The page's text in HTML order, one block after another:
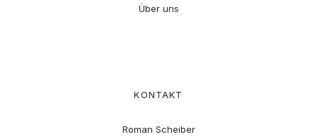
Über uns
KONTAKT
Roman Scheiber